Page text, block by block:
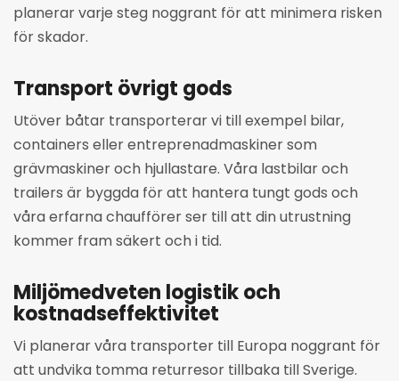
planerar varje steg noggrant för att minimera risken
för skador.
Transport övrigt gods
Utöver båtar transporterar vi till exempel bilar,
containers eller entreprenadmaskiner som
grävmaskiner och hjullastare. Våra lastbilar och
trailers är byggda för att hantera tungt gods och
våra erfarna chaufförer ser till att din utrustning
kommer fram säkert och i tid.
Miljömedveten logistik och
kostnadseffektivitet
Vi planerar våra transporter till Europa noggrant för
att undvika tomma returresor tillbaka till Sverige.